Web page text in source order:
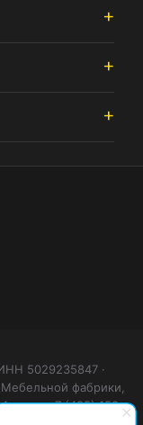
5029235847 ·
фабрики,
· тел. +7 (495) 150-